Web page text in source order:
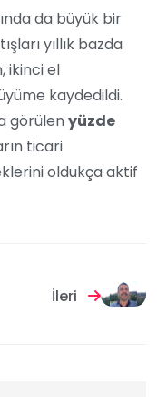
da büyük bir
yıllık bazda
ikinci el
kaydedildi.
görülenyüzde
ticari
oldukça aktif
İleri